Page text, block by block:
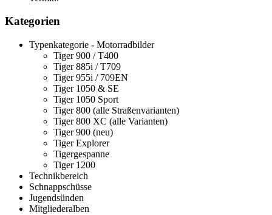
Kategorien
Typenkategorie - Motorradbilder
Tiger 900 / T400
Tiger 885i / T709
Tiger 955i / 709EN
Tiger 1050 & SE
Tiger 1050 Sport
Tiger 800 (alle Straßenvarianten)
Tiger 800 XC (alle Varianten)
Tiger 900 (neu)
Tiger Explorer
Tigergespanne
Tiger 1200
Technikbereich
Schnappschüsse
Jugendsünden
Mitgliederalben